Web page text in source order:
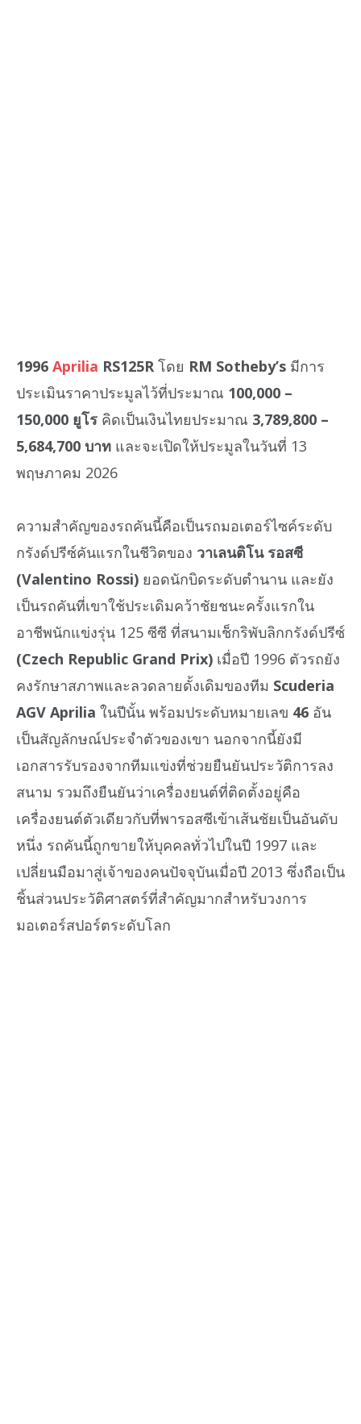
1996 Aprilia RS125R โดย RM Sotheby’s มีการ
ประเมินราคาประมูลไว้ที่ประมาณ 100,000 –
150,000 ยูโร คิดเป็นเงินไทยประมาณ 3,789,800 –
5,684,700 บาท และจะเปิดให้ประมูลในวันที่ 13
พฤษภาคม 2026
ความสำคัญของรถคันนี้คือเป็นรถมอเตอร์ไซค์ระดับ
กรังด์ปรีซ์คันแรกในชีวิตของ วาเลนติโน รอสซี
(Valentino Rossi) ยอดนักบิดระดับตำนาน และยัง
เป็นรถคันที่เขาใช้ประเดิมคว้าชัยชนะครั้งแรกใน
อาชีพนักแข่งรุ่น 125 ซีซี ที่สนามเช็กริพับลิกกรังด์ปรีซ์
(Czech Republic Grand Prix) เมื่อปี 1996 ตัวรถยัง
คงรักษาสภาพและลวดลายดั้งเดิมของทีม Scuderia
AGV Aprilia ในปีนั้น พร้อมประดับหมายเลข 46 อัน
เป็นสัญลักษณ์ประจำตัวของเขา นอกจากนี้ยังมี
เอกสารรับรองจากทีมแข่งที่ช่วยยืนยันประวัติการลง
สนาม รวมถึงยืนยันว่าเครื่องยนต์ที่ติดตั้งอยู่คือ
เครื่องยนต์ตัวเดียวกับที่พารอสซีเข้าเส้นชัยเป็นอันดับ
หนึ่ง รถคันนี้ถูกขายให้บุคคลทั่วไปในปี 1997 และ
เปลี่ยนมือมาสู่เจ้าของคนปัจจุบันเมื่อปี 2013 ซึ่งถือเป็น
ชิ้นส่วนประวัติศาสตร์ที่สำคัญมากสำหรับวงการ
มอเตอร์สปอร์ตระดับโลก